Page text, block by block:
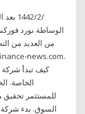
الخاصة.
للمستثمر تحقيق
السوق. بدء